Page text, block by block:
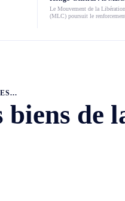
Le Mouvement de la
(MLC) poursuit le renforcement
biens